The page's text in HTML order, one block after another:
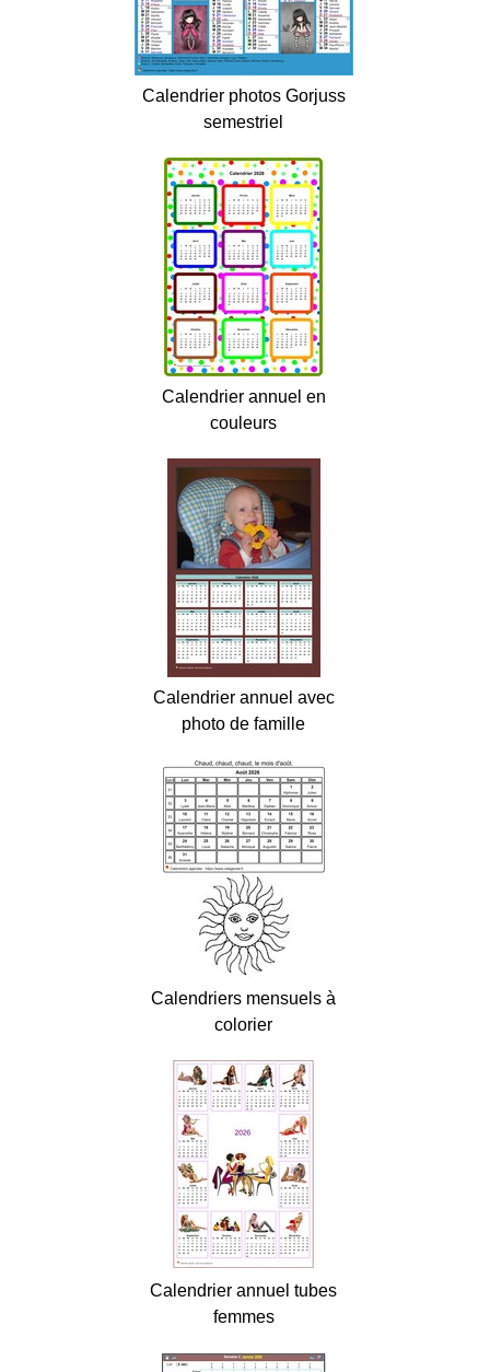
Calendrier photos Gorjuss
semestriel
Calendrier annuel en
couleurs
Calendrier annuel avec
photo de famille
Calendriers mensuels à
colorier
Calendrier annuel tubes
femmes